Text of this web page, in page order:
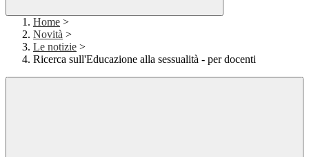
Home >
Novità >
Le notizie >
Ricerca sull'Educazione alla sessualità - per docenti